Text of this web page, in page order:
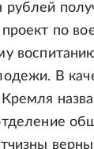
по
В